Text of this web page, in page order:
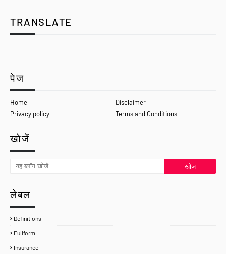
TRANSLATE
पेज
Home
Disclaimer
Privacy policy
Terms and Conditions
खोजें
लेबल
Definitions
Fullform
Insurance